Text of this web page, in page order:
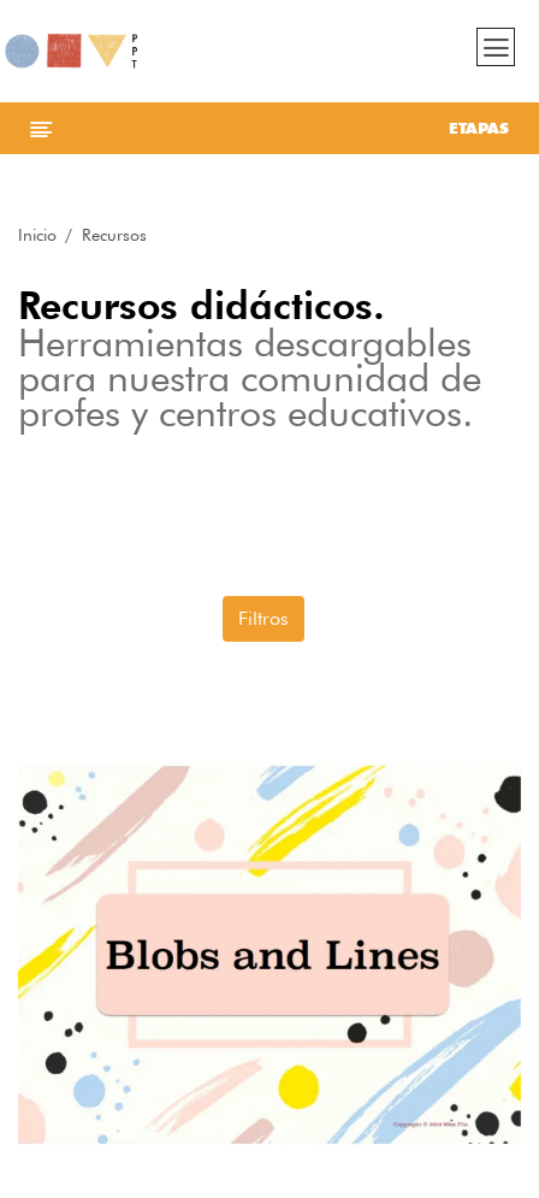
ETAPAS
Inicio Recursos
Recursos didácticos.
Herramientas descargables
para nuestra comunidad de
profes y centros educativos.
Filtros